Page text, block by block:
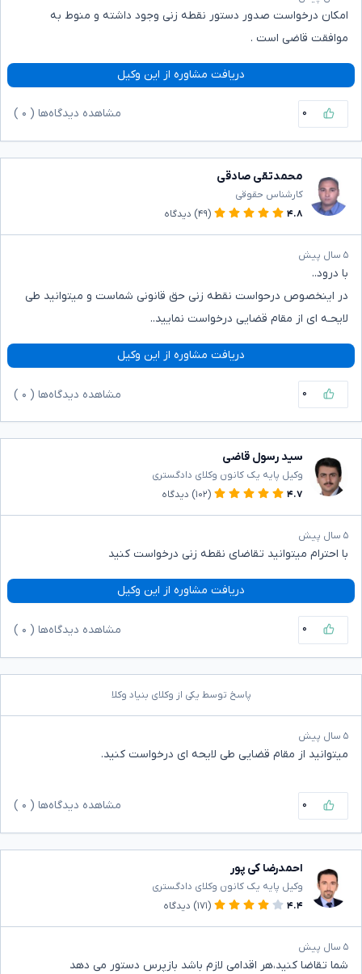
امکان درخواست صدور دستور نقطه زنی وجود داشته و منوط به
موافقت قاضی است .
دریافت مشاوره از این وکیل
۰ مشاهده دیدگاه‌ها ( ۰
محمدتقی صادقی
کارشناس حقوقی
۴.۸
(۴۹) دیدگاه
۵ سال پیش
با درود..
در اینخصوص درحواست نقطه زنی حق قانونی شماست و میتوانید طی
لایحـه ای از مقام قضایی درخواست نمایید..
دریافت مشاوره از این وکیل
۰ مشاهده دیدگاه‌ها ( ۰
سید رسول قاضی
وکیل پایه یک کانون وکلای دادگستری
۴.۷
(۱۰۲) دیدگاه
۵ سال پیش
با احترام میتوانید تقاضای نقطه زنی درخواست کنید
دریافت مشاوره از این وکیل
۰ مشاهده دیدگاه‌ها ( ۰
پاسخ توسط یکی از وکلای بنیاد وکلا
۵ سال پیش
میتوانید از مقام قضایی طی لایحه ای درخواست کنید.
۰ مشاهده دیدگاه‌ها ( ۰
احمدرضا کی پور
وکیل پایه یک کانون وکلای دادگستری
۴.۴
(۱۷۱) دیدگاه
۵ سال پیش
شما تقاضا کنید،هر اقدامی لازم باشد بازپرس دستور می دهد